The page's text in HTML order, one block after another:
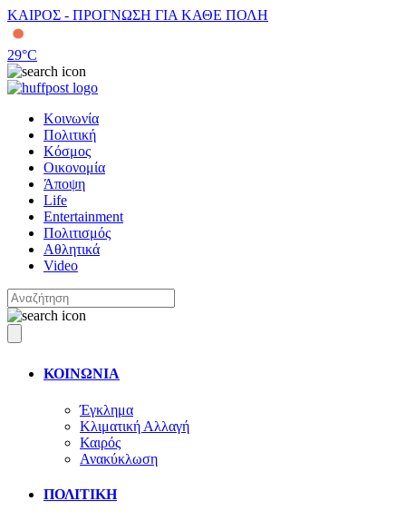
ΚΑΙΡΟΣ - ΠΡΟΓΝΩΣΗ ΓΙΑ ΚΑΘΕ ΠΟΛΗ
29°C
Κοινωνία
Πολιτική
Κόσμος
Οικονομία
Άποψη
Life
Entertainment
Πολιτισμός
Αθλητικά
Video
ΚΟΙΝΩΝΙΑ
Έγκλημα
Κλιματική Αλλαγή
Καιρός
Ανακύκλωση
ΠΟΛΙΤΙΚΗ